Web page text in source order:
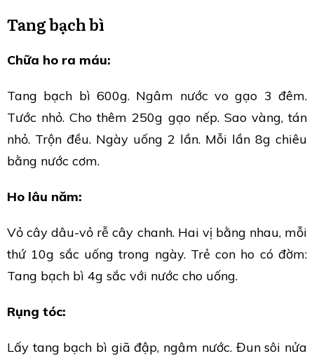
Tang bạch bì
Chữa ho ra máu:
Tang bạch bì 600g. Ngâm nước vo gạo 3 đêm.
Tước nhỏ. Cho thêm 250g gạo nếp. Sao vàng, tán
nhỏ. Trộn đều. Ngày uống 2 lần. Mỗi lần 8g chiêu
bằng nước cơm.
Ho lâu năm:
Vỏ cây dâu-vỏ rễ cây chanh. Hai vị bằng nhau, mỗi
thứ 10g sắc uống trong ngày. Trẻ con ho có đờm:
Tang bạch bì 4g sắc với nước cho uống.
Rụng tóc:
Lấy tang bạch bì giã đập, ngâm nước. Đun sôi nửa